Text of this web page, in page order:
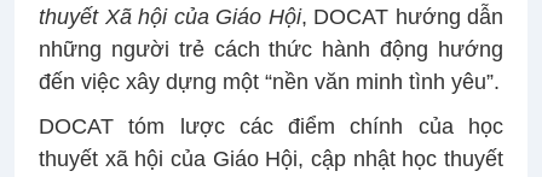
thuyết Xã hội của Giáo Hội, DOCAT hướng dẫn
những người trẻ cách thức hành động hướng
đến việc xây dựng một “nền văn minh tình yêu”.
DOCAT tóm lược các điểm chính của học
thuyết xã hội của Giáo Hội, cập nhật học thuyết